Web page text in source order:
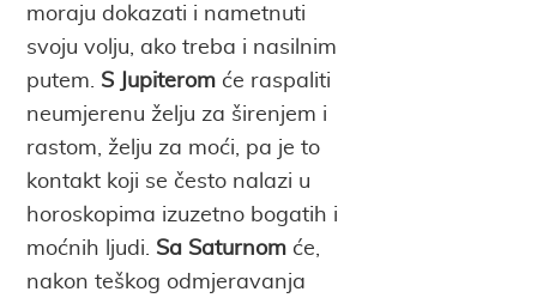
moraju dokazati i nametnuti
svoju volju, ako treba i nasilnim
putem. S Jupiterom će raspaliti
neumjerenu želju za širenjem i
rastom, želju za moći, pa je to
kontakt koji se često nalazi u
horoskopima izuzetno bogatih i
moćnih ljudi. Sa Saturnom će,
nakon teškog odmjeravanja